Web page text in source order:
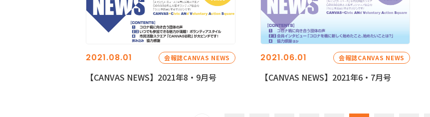
2021.08.01 会報誌CANVAS NEWS
【CANVAS NEWS】2021年8・9月号
2021.06.01 会報誌CANVAS NEWS
【CANVAS NEWS】2021年6・7月号